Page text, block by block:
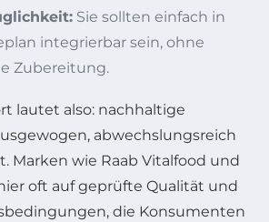
Sie sollten einfach in
integrierbar sein, ohne
Zubereitung.
lautet also: nachhaltige
abwechslungsreich
Marken wie Raab Vitalfood und
oft auf geprüfte Qualität und
die Konsumenten